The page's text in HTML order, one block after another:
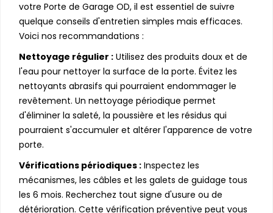
votre Porte de Garage OD, il est essentiel de suivre
quelque conseils d'entretien simples mais efficaces.
Voici nos recommandations :
Nettoyage régulier : Utilisez des produits doux et de
l'eau pour nettoyer la surface de la porte. Évitez les
nettoyants abrasifs qui pourraient endommager le
revêtement. Un nettoyage périodique permet
d'éliminer la saleté, la poussière et les résidus qui
pourraient s'accumuler et altérer l'apparence de votre
porte.
Vérifications périodiques : Inspectez les
mécanismes, les câbles et les galets de guidage tous
les 6 mois. Recherchez tout signe d'usure ou de
détérioration. Cette vérification préventive peut vous